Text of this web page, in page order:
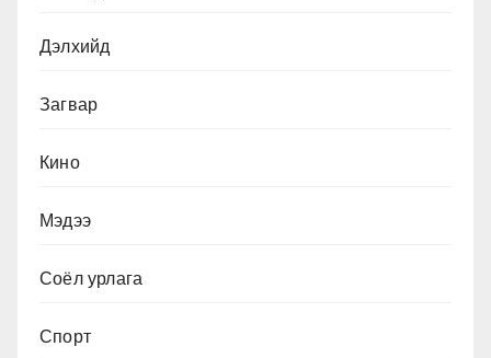
Дэлхийд
Загвар
Кино
Мэдээ
Соёл урлага
Спорт